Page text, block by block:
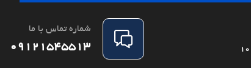
شماره تماس با ما
09121545513